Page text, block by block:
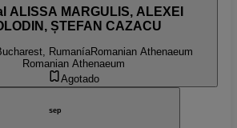
ALISSA MARGULIS, ALEXEI
ȘTEFAN CAZACU
RumaníaRomanian Athenaeum
Romanian Athenaeum
Agotado
sep